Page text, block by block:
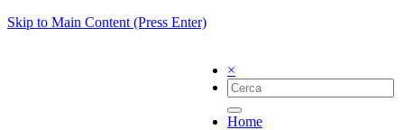
Skip to Main Content (Press Enter)
×
Home